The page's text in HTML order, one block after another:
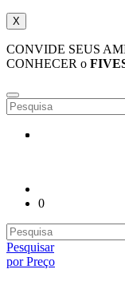
X
CONVIDE SEUS
CONHECER o
0
Pesquisar
por Preço